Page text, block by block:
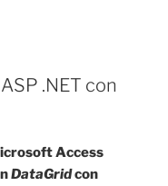
.NET con
Access
DataGridcon